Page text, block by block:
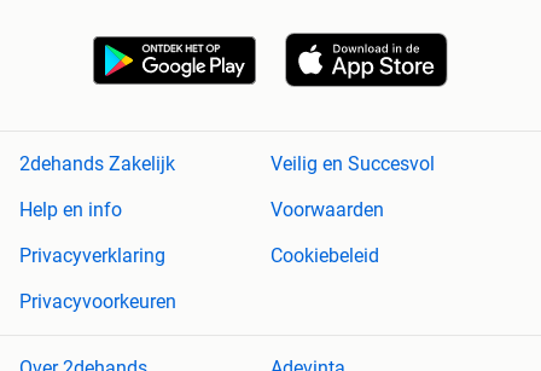
2dehands Zakelijk
Veilig en Succesvol
Help en info
Voorwaarden
Privacyverklaring
Cookiebeleid
Privacyvoorkeuren